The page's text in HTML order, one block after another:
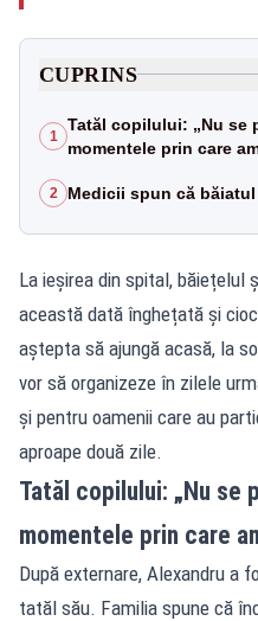
CUPRINS
1
Tatăl copilului: „Nu se
momentele prin care
2 Medicii spun că
La ieșirea din spital, băiețelul
această dată înghețată și
aștepta să ajungă acasă, la
vor să organizeze în zilele
și pentru oamenii care au
aproape două zile.
Tatăl copilului: „Nu
momentele prin care
După externare, Alexandru a
tatăl său. Familia spune că